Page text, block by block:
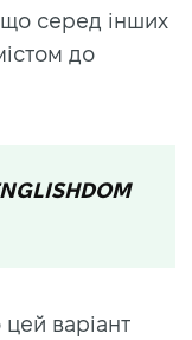
що серед інших
до
варіант